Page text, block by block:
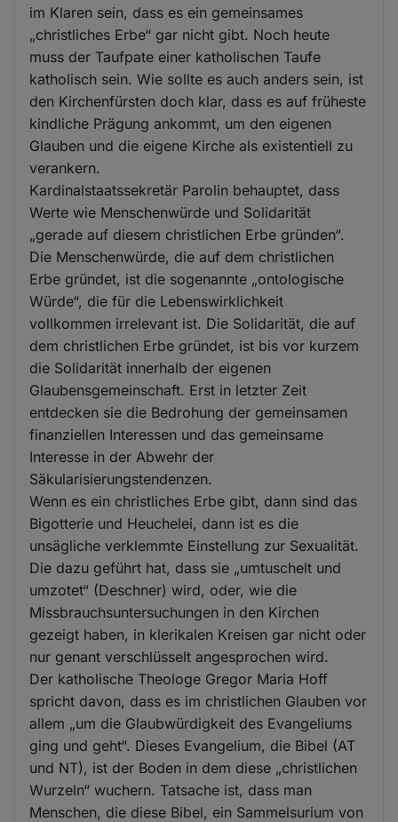
im Klaren sein, dass es ein gemeinsames
„christliches Erbe“ gar nicht gibt. Noch heute
muss der Taufpate einer katholischen Taufe
katholisch sein. Wie sollte es auch anders sein, ist
den Kirchenfürsten doch klar, dass es auf früheste
kindliche Prägung ankommt, um den eigenen
Glauben und die eigene Kirche als existentiell zu
verankern.
Kardinalstaatssekretär Parolin behauptet, dass
Werte wie Menschenwürde und Solidarität
„gerade auf diesem christlichen Erbe gründen“.
Die Menschenwürde, die auf dem christlichen
Erbe gründet, ist die sogenannte „ontologische
Würde“, die für die Lebenswirklichkeit
vollkommen irrelevant ist. Die Solidarität, die auf
dem christlichen Erbe gründet, ist bis vor kurzem
die Solidarität innerhalb der eigenen
Glaubensgemeinschaft. Erst in letzter Zeit
entdecken sie die Bedrohung der gemeinsamen
finanziellen Interessen und das gemeinsame
Interesse in der Abwehr der
Säkularisierungstendenzen.
Wenn es ein christliches Erbe gibt, dann sind das
Bigotterie und Heuchelei, dann ist es die
unsägliche verklemmte Einstellung zur Sexualität.
Die dazu geführt hat, dass sie „umtuschelt und
umzotet“ (Deschner) wird, oder, wie die
Missbrauchsuntersuchungen in den Kirchen
gezeigt haben, in klerikalen Kreisen gar nicht oder
nur genant verschlüsselt angesprochen wird.
Der katholische Theologe Gregor Maria Hoff
spricht davon, dass es im christlichen Glauben vor
allem „um die Glaubwürdigkeit des Evangeliums
ging und geht“. Dieses Evangelium, die Bibel (AT
und NT), ist der Boden in dem diese „christlichen
Wurzeln“ wuchern. Tatsache ist, dass man
Menschen, die diese Bibel, ein Sammelsurium von